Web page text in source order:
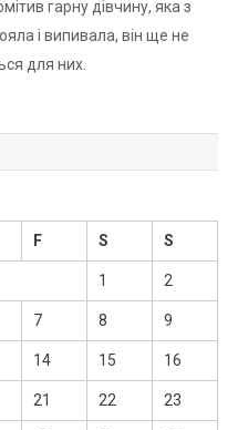
гарну дівчину, яка з
і випивала, він ще не
для них.
F S S
1 2
7 8 9
14 15 16
21 22 23